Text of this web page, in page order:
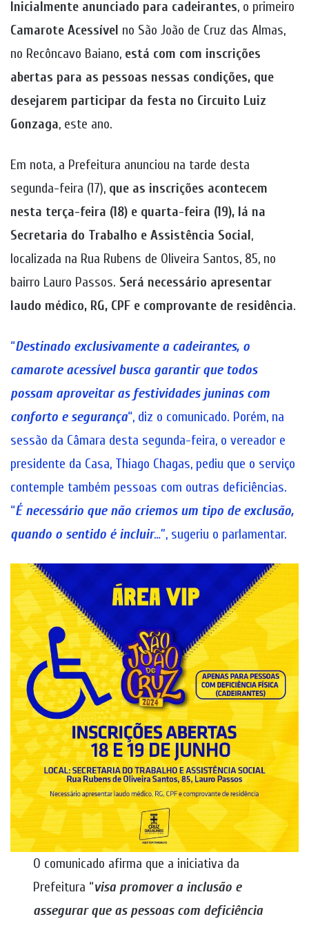
Inicialmente anunciado para cadeirantes, o primeiro
Camarote Acessível no São João de Cruz das Almas,
no Recôncavo Baiano, está com com inscrições
abertas para as pessoas nessas condições, que
desejarem participar da festa no Circuito Luiz
Gonzaga, este ano.
Em nota, a Prefeitura anunciou na tarde desta
segunda-feira (17), que as inscrições acontecem
nesta terça-feira (18) e quarta-feira (19), lá na
Secretaria do Trabalho e Assistência Social,
localizada na Rua Rubens de Oliveira Santos, 85, no
bairro Lauro Passos. Será necessário apresentar
laudo médico, RG, CPF e comprovante de residência.
“Destinado exclusivamente a cadeirantes, o
camarote acessível busca garantir que todos
possam aproveitar as festividades juninas com
conforto e segurança“, diz o comunicado. Porém, na
sessão da Câmara desta segunda-feira, o vereador e
presidente da Casa, Thiago Chagas, pediu que o serviço
contemple também pessoas com outras deficiências.
“É necessário que não criemos um tipo de exclusão,
quando o sentido é incluir…”, sugeriu o parlamentar.
O comunicado afirma que a iniciativa da
Prefeitura “visa promover a inclusão e
assegurar que as pessoas com deficiência